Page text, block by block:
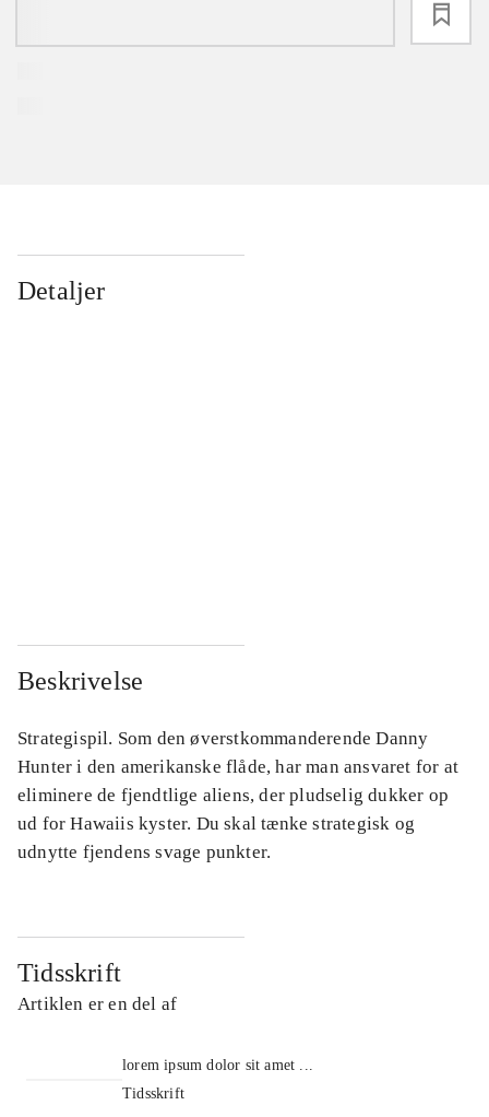
Detaljer
Beskrivelse
Strategispil. Som den øverstkommanderende Danny
Hunter i den amerikanske flåde, har man ansvaret for at
eliminere de fjendtlige aliens, der pludselig dukker op
ud for Hawaiis kyster. Du skal tænke strategisk og
udnytte fjendens svage punkter.
Tidsskrift
Artiklen er en del af
lorem ipsum dolor sit amet ...
Tidsskrift